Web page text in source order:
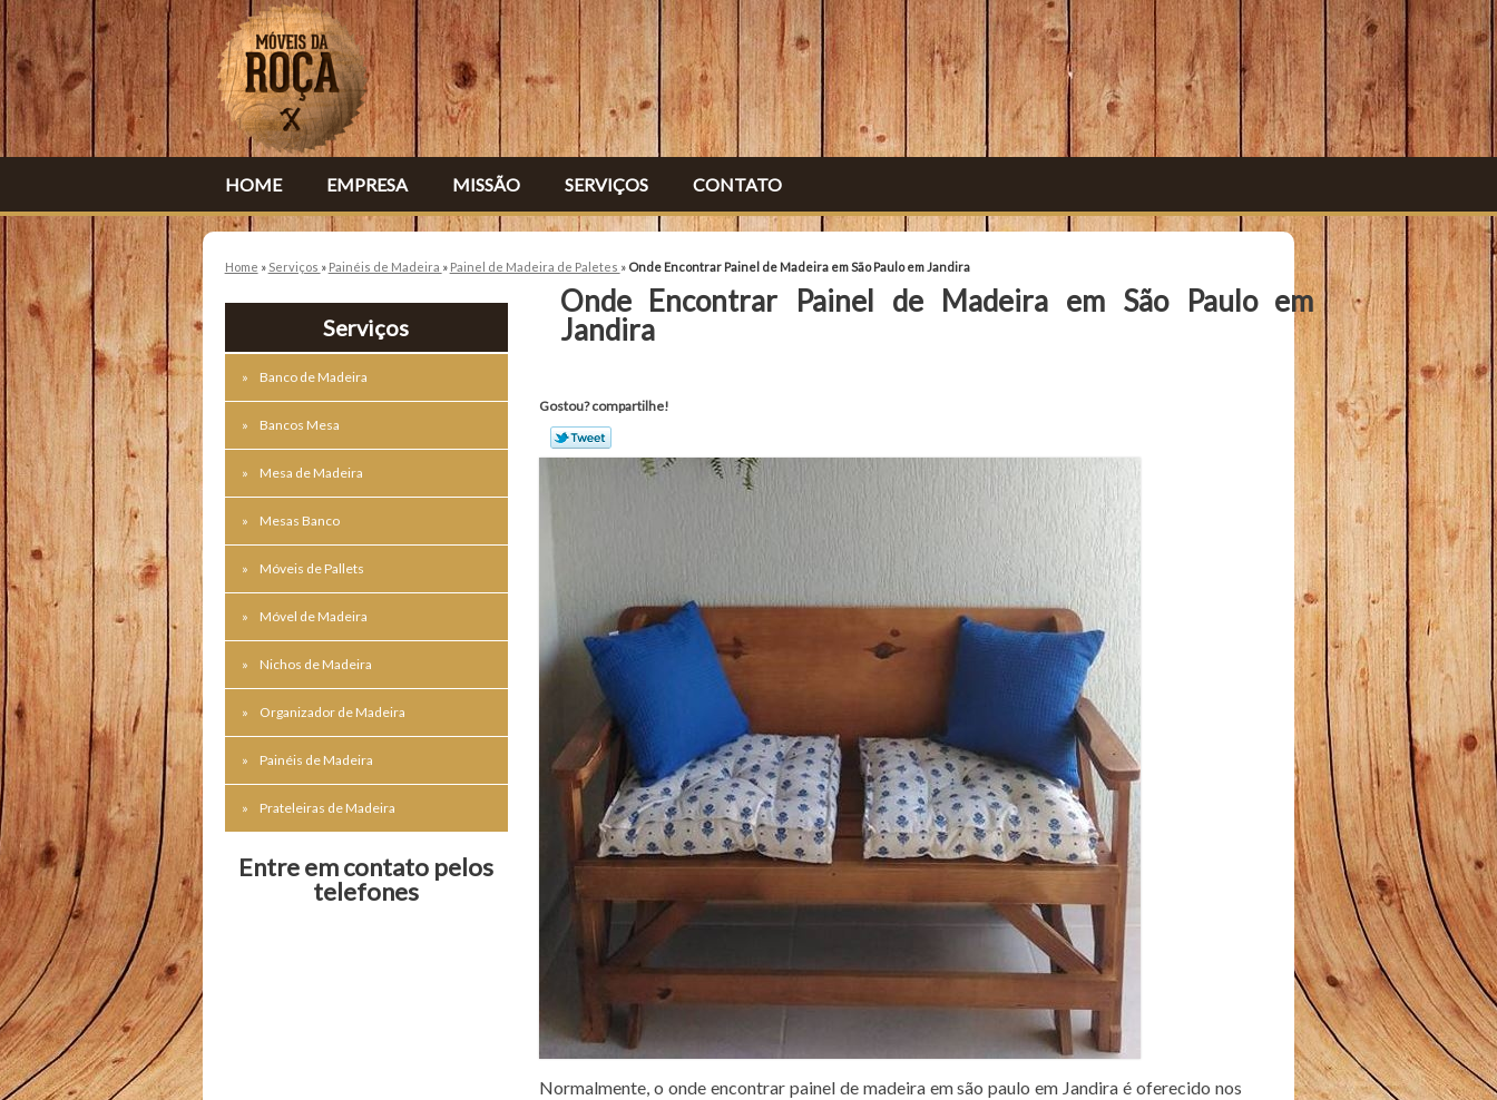
HOME EMPRESA MISSÃO SERVIÇOS CONTATO
Home » Serviços » Painéis de Madeira » Painel de Madeira de Paletes » Onde Encontrar Painel de Madeira em São Paulo em Jandira
Serviços
Banco de Madeira
Bancos Mesa
Mesa de Madeira
Mesas Banco
Móveis de Pallets
Móvel de Madeira
Nichos de Madeira
Organizador de Madeira
Painéis de Madeira
Prateleiras de Madeira
Entre em contato pelos
telefones
Onde Encontrar Painel de Madeira em São Paulo em
Jandira
Gostou? compartilhe!
Normalmente, o onde encontrar painel de madeira em são paulo em Jandira é oferecido nos